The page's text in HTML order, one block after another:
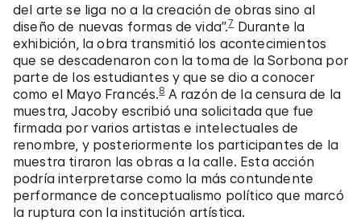
del arte se liga no a la creación de obras sino al
diseño de nuevas formas de vida”.7Durante la
exhibición, la obra transmitió los acontecimientos
que se descadenaron con la toma de la Sorbona por
parte de los estudiantes y que se dio a conocer
como el Mayo Francés.8A razón de la censura de la
muestra, Jacoby escribió una solicitada que fue
firmada por varios artistas e intelectuales de
renombre, y posteriormente los participantes de la
muestra tiraron las obras a la calle. Esta acción
podría interpretarse como la más contundente
performance de conceptualismo político que marcó
la ruptura con la institución artística.